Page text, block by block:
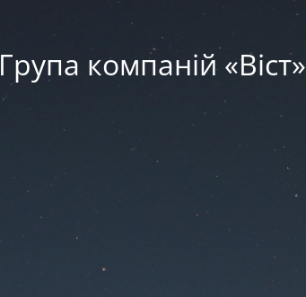
Група компаній «‎Віст»‎